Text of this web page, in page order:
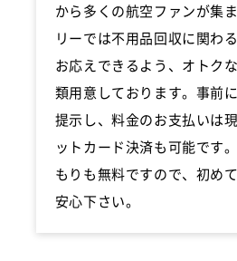
から多くの航空ファンが集
リーでは不用品回収に関わ
お応えできるよう、オトク
類用意しております。事前
提示し、料金のお支払いは
ットカード決済も可能です
もりも無料ですので、初め
安心下さい。